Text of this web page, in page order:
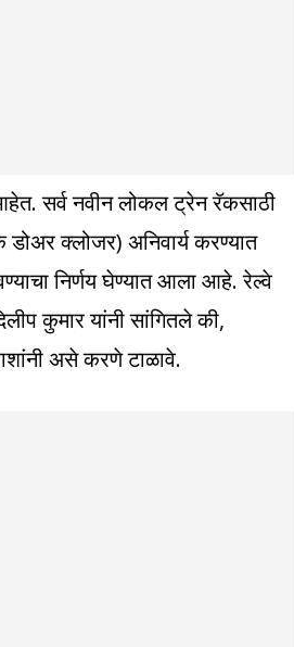
सर्व नवीन लोकल ट्रेन रॅकसाठी
क्लोजर) अनिवार्य करण्यात
निर्णय घेण्यात आला आहे. रेल्वे
कुमार यांनी सांगितले की,
असे करणे टाळावे.